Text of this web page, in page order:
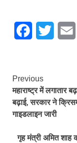
FacebookTwitter
Continue
Reading
Previous
महाराष्ट्र में लगातार
बढ़ाई, सरकार ने
गाइडलाइन जारी
गृह मंत्री अमित शाह